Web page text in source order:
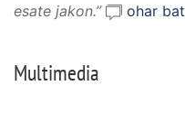
esate jakon.” ohar bat
Multimedia